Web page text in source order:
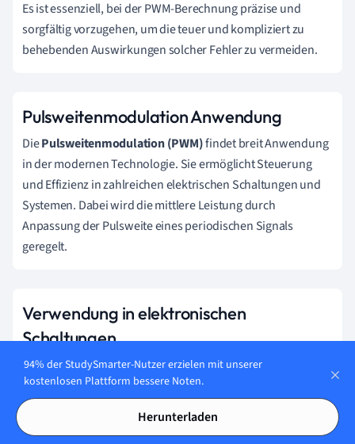
Es ist essenziell, bei der PWM-Berechnung präzise und
sorgfältig vorzugehen, um die teuer und kompliziert zu
behebenden Auswirkungen solcher Fehler zu vermeiden.
Pulsweitenmodulation Anwendung
DiePulsweitenmodulation (PWM)findet breit Anwendung
in der modernen Technologie. Sie ermöglicht Steuerung
und Effizienz in zahlreichen elektrischen Schaltungen und
Systemen. Dabei wird die mittlere Leistung durch
Anpassung der Pulsweite eines periodischen Signals
geregelt.
Verwendung in elektronischen
Schaltungen
In elektronischen Schaltungen bietet PWM zahlreiche
Möglichkeiten zur Energie- und Effizienzsteigerung. Einige
der bedeutendsten Anwendungen sind:
Motoransteuerungen:PWM regelt die Geschwindigkeit
94% der StudySmarter-Nutzer erzielen mit unserer
kostenlosen Plattform bessere Noten.
Herunterladen